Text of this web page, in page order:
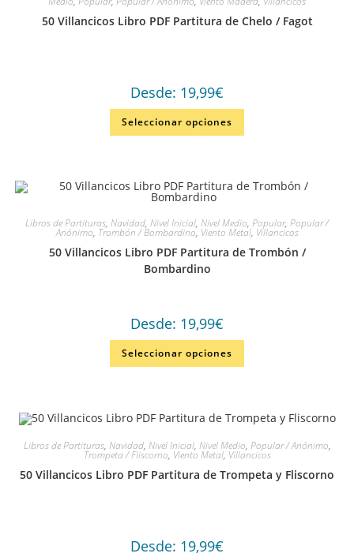
50 Villancicos Libro PDF Partitura de Chelo / Fagot
Desde: 19,99€
Seleccionar opciones
Libros de Partituras, Navidad, Nivel Inicial, Nivel Medio, Popular, Popular /
Anónimo, Trombón / Bombardino, Viento Metal, Villancicos
50 Villancicos Libro PDF Partitura de Trombón /
Bombardino
Desde: 19,99€
Seleccionar opciones
Libros de Partituras, Navidad, Nivel Inicial, Nivel Medio, Popular / Anónimo,
Trompeta / Fliscorno, Viento Metal, Villancicos
50 Villancicos Libro PDF Partitura de Trompeta y Fliscorno
Desde: 19,99€